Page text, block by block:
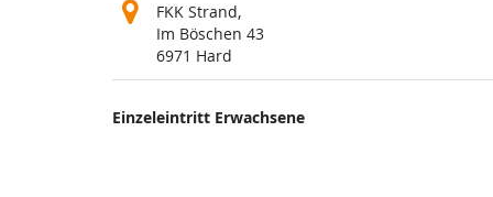
FKK Strand,
Im Böschen 43
6971 Hard
Produkte
Einzeleintritt Erwachsene